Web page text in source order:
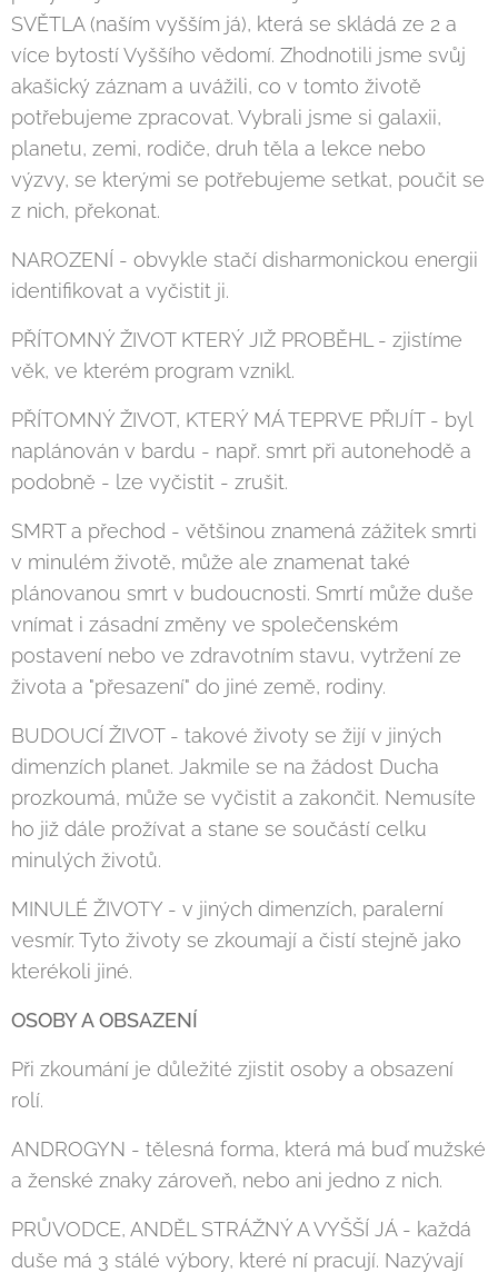
SVĚTLA (naším vyšším já), která se skládá ze 2 a
více bytostí Vyššího vědomí. Zhodnotili jsme svůj
akašický záznam a uvážili, co v tomto životě
potřebujeme zpracovat. Vybrali jsme si galaxii,
planetu, zemi, rodiče, druh těla a lekce nebo
výzvy, se kterými se potřebujeme setkat, poučit se
z nich, překonat.
NAROZENÍ - obvykle stačí disharmonickou energii
identifikovat a vyčistit ji.
PŘÍTOMNÝ ŽIVOT KTERÝ JIŽ PROBĚHL - zjistíme
věk, ve kterém program vznikl.
PŘÍTOMNÝ ŽIVOT, KTERÝ MÁ TEPRVE PŘIJÍT - byl
naplánován v bardu - např. smrt při autonehodě a
podobně - lze vyčistit - zrušit.
SMRT a přechod - většinou znamená zážitek smrti
v minulém životě, může ale znamenat také
plánovanou smrt v budoucnosti. Smrtí může duše
vnímat i zásadní změny ve společenském
postavení nebo ve zdravotním stavu, vytržení ze
života a "přesazení" do jiné země, rodiny.
BUDOUCÍ ŽIVOT - takové životy se žijí v jiných
dimenzích planet. Jakmile se na žádost Ducha
prozkoumá, může se vyčistit a zakončit. Nemusíte
ho již dále prožívat a stane se součástí celku
minulých životů.
MINULÉ ŽIVOTY - v jiných dimenzích, paralerní
vesmír. Tyto životy se zkoumají a čistí stejně jako
kterékoli jiné.
OSOBY A OBSAZENÍ
Při zkoumání je důležité zjistit osoby a obsazení
rolí.
ANDROGYN - tělesná forma, která má buď mužské
a ženské znaky zároveň, nebo ani jedno z nich.
PRŮVODCE, ANDĚL STRÁŽNÝ A VYŠŠÍ JÁ - každá
duše má 3 stálé výbory, které ní pracují. Nazývají